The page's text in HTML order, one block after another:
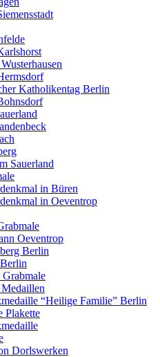
Katholikentag Berlin
Sauerland
in Büren
in Oeventrop
Oeventrop
Berlin
Grabmale
“Heilige Familie” Berlin
Plakette
Dorlswerken